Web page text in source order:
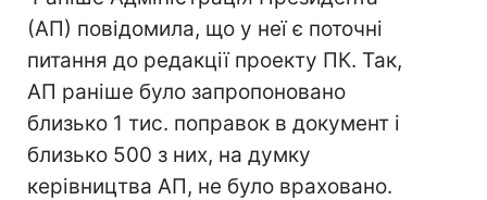
(АП) повідомила, що у неї є поточні
питання до редакції проекту ПК. Так,
АП раніше було запропоновано
близько 1 тис. поправок в документ і
близько 500 з них, на думку
керівництва АП, не було враховано.